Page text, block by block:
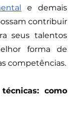
e demais
contribuir
seus talentos
forma de
como